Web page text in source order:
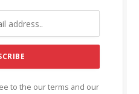
to the our terms and our